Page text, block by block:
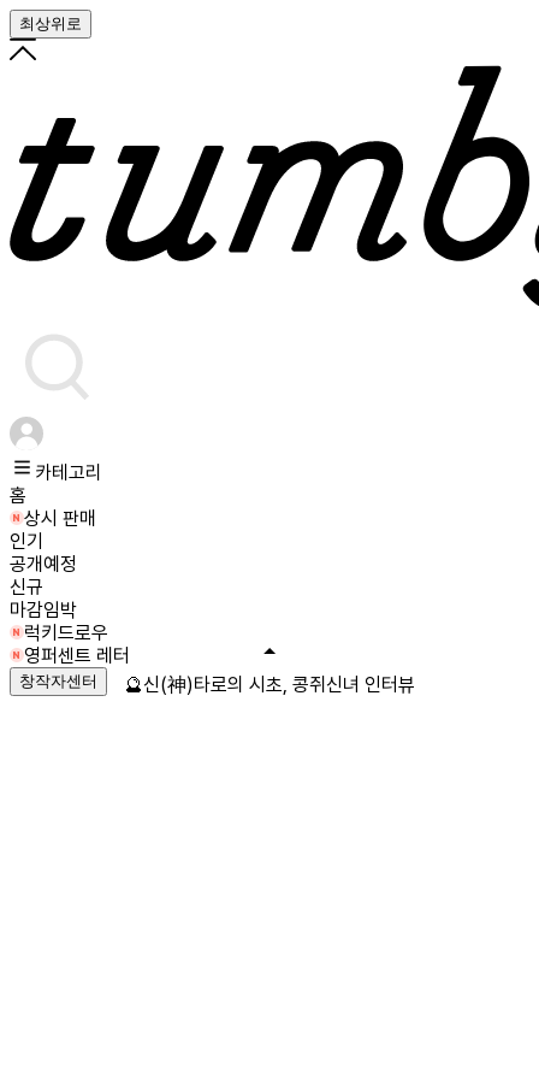
최상위로
카테고리
홈
상시 판매
인기
공개예정
신규
마감임박
럭키드로우
영퍼센트 레터
창작자센터 🔮신(神)타로의 시초, 콩쥐신녀 인터뷰